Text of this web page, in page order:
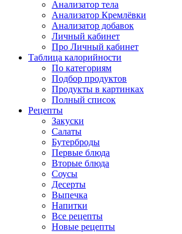
Анализатор тела
Анализатор Кремлёвки
Анализатор добавок
Личный кабинет
Про Личный кабинет
Таблица калорийности
По категориям
Подбор продуктов
Продукты в картинках
Полный список
Рецепты
Закуски
Салаты
Бутерброды
Первые блюда
Вторые блюда
Соусы
Десерты
Выпечка
Напитки
Все рецепты
Новые рецепты